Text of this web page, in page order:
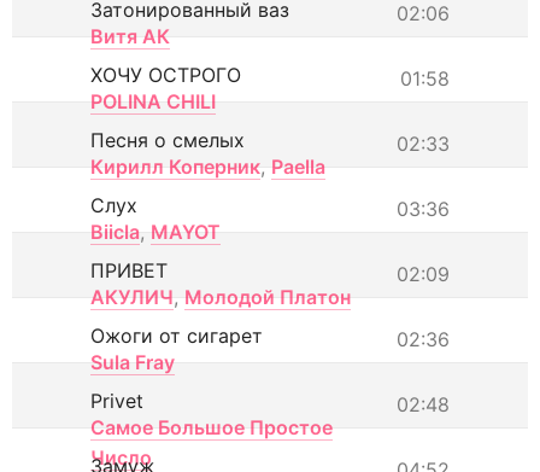
02:06
Затонированный ваз
Витя АК
01:58
ХОЧУ ОСТРОГО
POLINA CHILI
02:33
Песня о смелых
Кирилл Коперник, Paella
03:36
Слух
Biicla, MAYOT
02:09
ПРИВЕТ
АКУЛИЧ, Молодой Платон
02:36
Ожоги от сигарет
Sula Fray
02:48
Privet
Самое Большое Простое
Число
Замуж